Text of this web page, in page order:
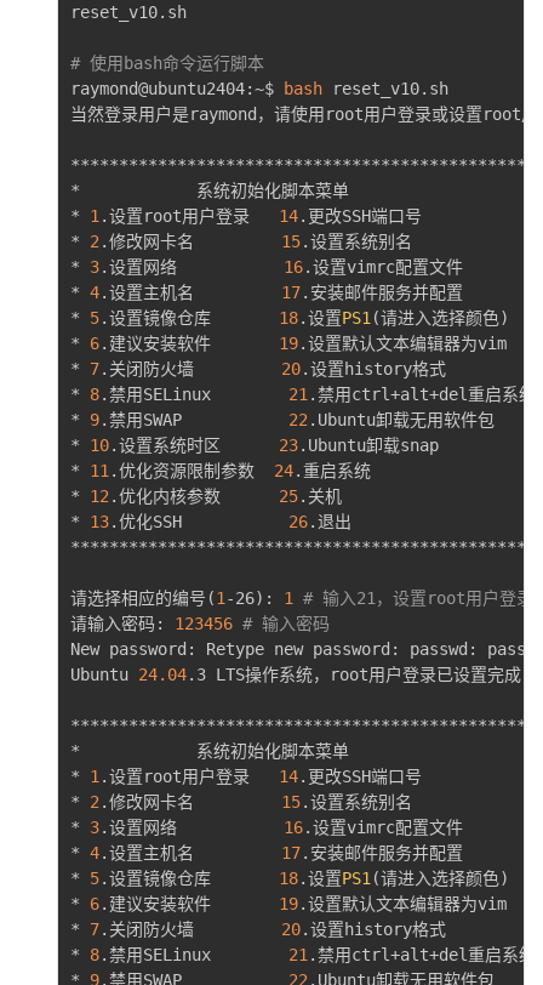
reset_v10.sh
# 使用bash命令运行脚本
raymond@ubuntu2404:~$
bash reset_v10.sh
当然登录用户是raymond，请使用root用户登录或设置root用
*            系统初始化脚本菜单
* 1.设置root用户登录 14.更改SSH端口号
* 2.修改网卡名 15.设置系统别名
* 3.设置网络 16.设置vimrc配置文件
* 4.设置主机名 17.安装邮件服务并配置
* 5.设置镜像仓库 18.设置PS1(请进入选择颜色)
* 6.建议安装软件 19.设置默认文本编辑器为vim
* 7.关闭防火墙 20.设置history格式
* 8.禁用SELinux 21.禁用ctrl+alt+del重启系统
* 9.禁用SWAP 22.Ubuntu卸载无用软件包
* 10.设置系统时区 23.Ubuntu卸载snap
* 11.优化资源限制参数 24.重启系统
* 12.优化内核参数 25.关机
* 13.优化SSH 26.退出
请选择相应的编号 (1-26) : 1 # 输入21，设置root用户登录
请输入密码: 123456 # 输入密码
New password: Retype new password: passwd:
Ubuntu 24.04.3 LTS操作系统，root用户登录已设置完成，
*            系统初始化脚本菜单
* 1.设置root用户登录 14.更改SSH端口号
* 2.修改网卡名 15.设置系统别名
* 3.设置网络 16.设置vimrc配置文件
* 4.设置主机名 17.安装邮件服务并配置
* 5.设置镜像仓库 18.设置PS1(请进入选择颜色)
* 6.建议安装软件 19.设置默认文本编辑器为vim
* 7.关闭防火墙 20.设置history格式
* 8.禁用SELinux 21.禁用ctrl+alt+del重启系统
* 9.禁用SWAP 22 .Ubuntu卸载无用软件包